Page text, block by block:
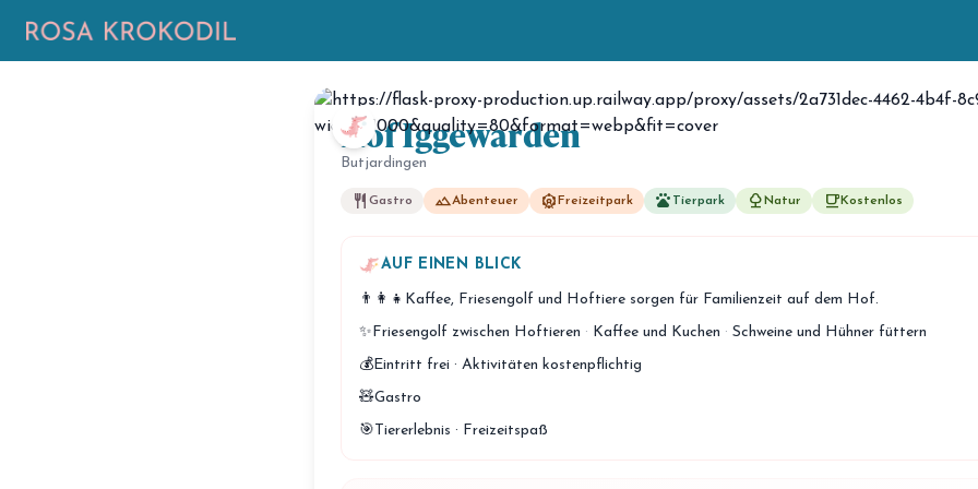
Hof Iggewarden
Butjardingen
restaurant Gastro landscapeAbenteuer attractions Freizeitpark pets Tierpark nature Natur free_breakfast Kostenlos
AUF EINEN BLICK
👨‍👩‍👧 Kaffee, Friesengolf und Hoftiere sorgen für Familienzeit auf dem Hof.
✨Friesengolf zwischen Hoftieren · Kaffee und Kuchen · Schweine und Hühner füttern
💰Eintritt frei · Aktivitäten kostenpflichtig
🧸Gastro
🎯 Tiererlebnis · Freizeitspaß